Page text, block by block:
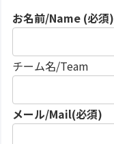
お名前/Name (必須)
チーム名/Team
メール/Mail(必須)